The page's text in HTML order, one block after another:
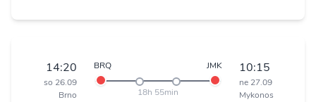
14:20
so 26.09
Brno
BRQ JMK
18h 55min
10:15
ne 27.09
Mykonos